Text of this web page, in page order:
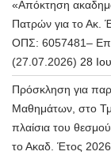
«Απόκτηση
Πατρών για το
ΟΠΣ: 6057481–
(27.07.2026) 28
Πρόσκληση για
Μαθημάτων, στο
πλαίσια του
το Ακαδ. Έτος